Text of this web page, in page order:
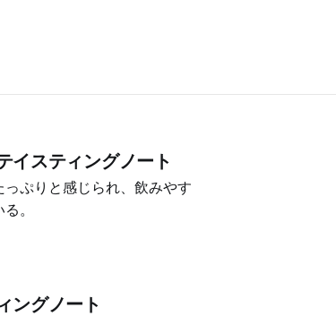
イスティングノート
っぷりと感じられ、飲みやす
。
ングノート